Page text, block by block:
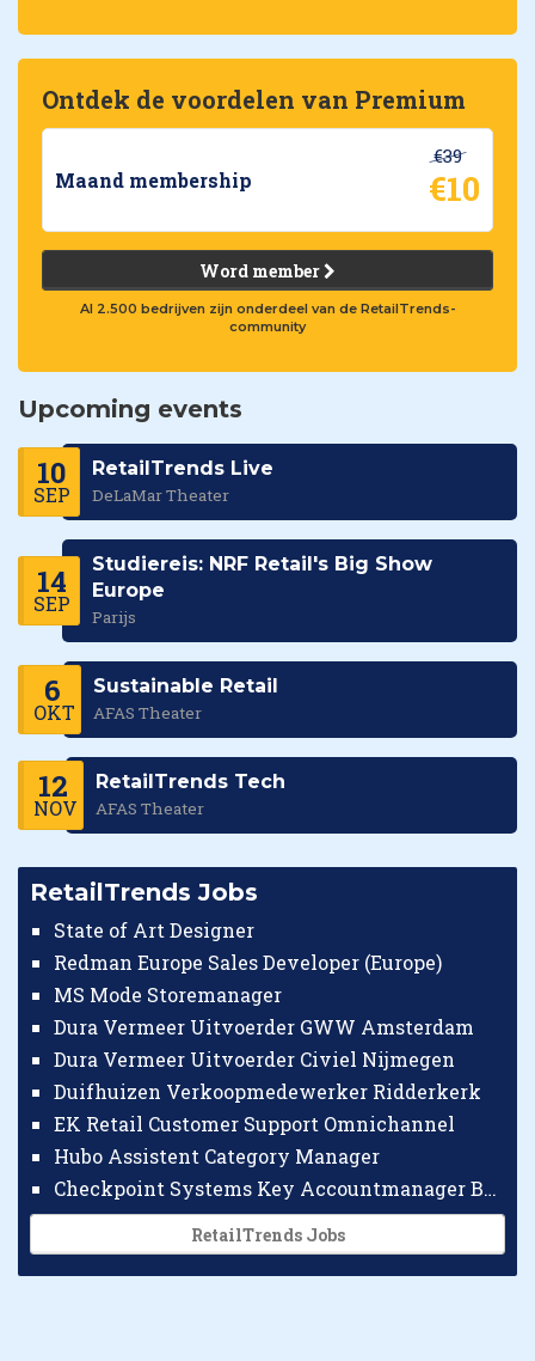
Ontdek de voordelen van Premium
Maand membership
€39
€10
Word member
Al 2.500 bedrijven zijn onderdeel van de RetailTrends-
community
Upcoming events
10
SEP
RetailTrends Live
DeLaMar Theater
14
SEP
Studiereis: NRF Retail's Big Show
Europe
Parijs
6
OKT
Sustainable Retail
AFAS Theater
12
NOV
RetailTrends Tech
AFAS Theater
RetailTrends Jobs
State of Art Designer
Redman Europe Sales Developer (Europe)
MS Mode Storemanager
Dura Vermeer Uitvoerder GWW Amsterdam
Dura Vermeer Uitvoerder Civiel Nijmegen
Duifhuizen Verkoopmedewerker Ridderkerk
EK Retail Customer Support Omnichannel
Hubo Assistent Category Manager
Checkpoint Systems Key Accountmanager Benelux
RetailTrends Jobs